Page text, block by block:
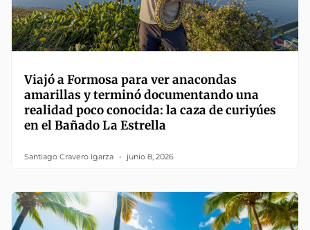
Viajó a Formosa para ver anacondas
amarillas y terminó documentando una
realidad poco conocida: la caza de curiyúes
en el Bañado La Estrella
Santiago Cravero Igarza junio 8, 2026